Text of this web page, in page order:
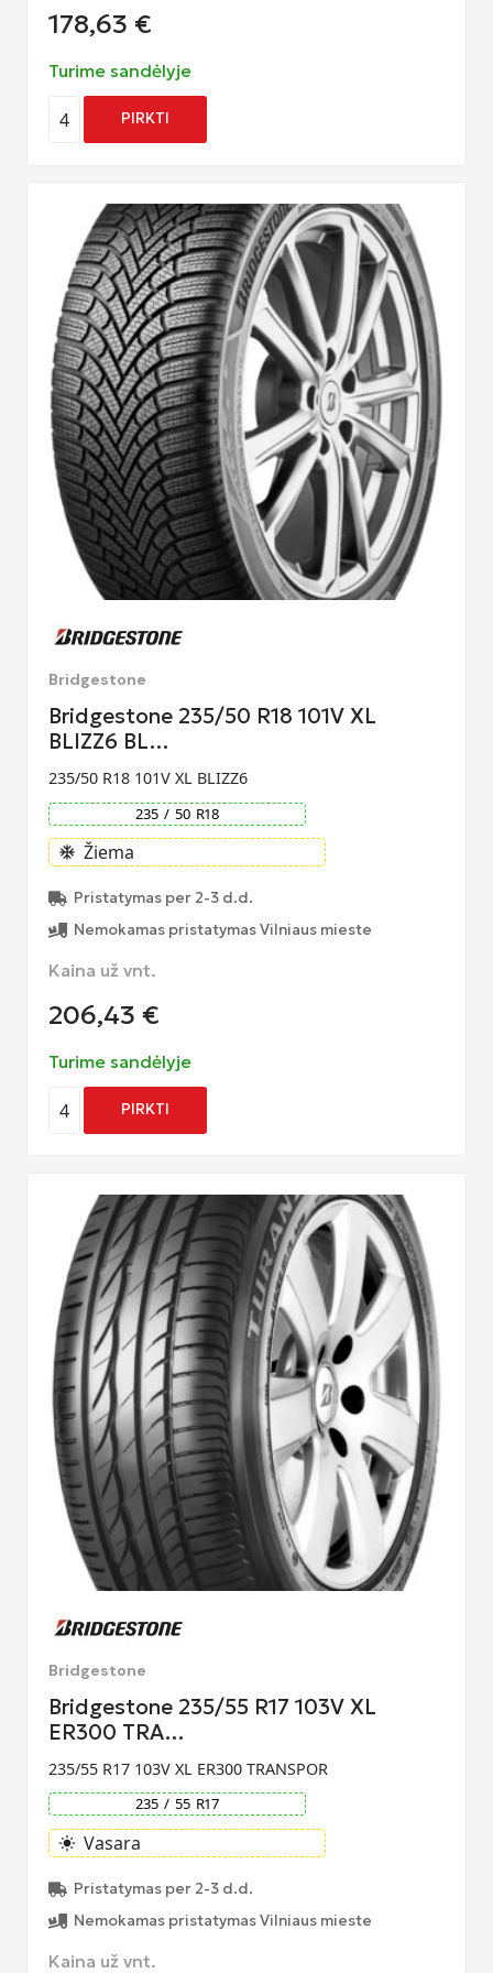
178,63 €
Turime sandėlyje
4 PIRKTI
Bridgestone
Bridgestone 235/50 R18 101V XL
BLIZZ6 BL…
235/50 R18 101V XL BLIZZ6
235 / 50 R18
ac_unit Žiema
Pristatymas per 2-3 d.d.
Nemokamas pristatymas Vilniaus mieste
Kaina už vnt.
206,43 €
Turime sandėlyje
4 PIRKTI
Bridgestone
Bridgestone 235/55 R17 103V XL
ER300 TRA…
235/55 R17 103V XL ER300 TRANSPOR
235 / 55 R17
light_mode Vasara
Pristatymas per 2-3 d.d.
Nemokamas pristatymas Vilniaus mieste
Kaina už vnt.